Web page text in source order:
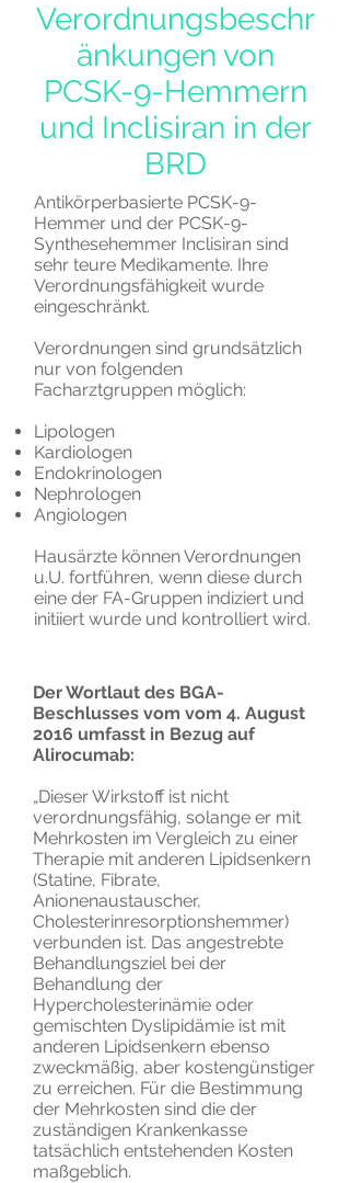
Verordnungsbeschr
änkungen von
PCSK-9-Hemmern
und Inclisiran in der
BRD
Antikörperbasierte PCSK-9-
Hemmer und der PCSK-9-
Synthesehemmer Inclisiran sind
sehr teure Medikamente. Ihre
Verordnungsfähigkeit wurde
eingeschränkt.
Verordnungen sind grundsätzlich
nur von folgenden
Facharztgruppen möglich:
Lipologen
Kardiologen
Endokrinologen
Nephrologen
Angiologen
Hausärzte können Verordnungen
u.U. fortführen, wenn diese durch
eine der FA-Gruppen indiziert und
initiiert wurde und kontrolliert wird.
Der Wortlaut des BGA-
Beschlusses vom vom 4. August
2016 umfasst in Bezug auf
Alirocumab:
„Dieser Wirkstoff ist nicht
verordnungsfähig, solange er mit
Mehrkosten im Vergleich zu einer
Therapie mit anderen Lipidsenkern
(Statine, Fibrate,
Anionenaustauscher,
Cholesterinresorptionshemmer)
verbunden ist. Das angestrebte
Behandlungsziel bei der
Behandlung der
Hypercholesterinämie oder
gemischten Dyslipidämie ist mit
anderen Lipidsenkern ebenso
zweckmäßig, aber kostengünstiger
zu erreichen. Für die Bestimmung
der Mehrkosten sind die der
zuständigen Krankenkasse
tatsächlich entstehenden Kosten
maßgeblich.